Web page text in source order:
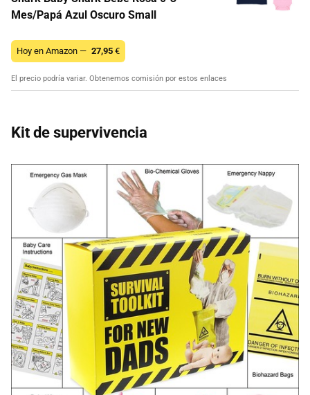
Mes/Papá Azul Oscuro Small
Hoy en Amazon — 27,95 €
El precio podría variar. Obtenemos comisión por estos enlaces
Kit de supervivencia